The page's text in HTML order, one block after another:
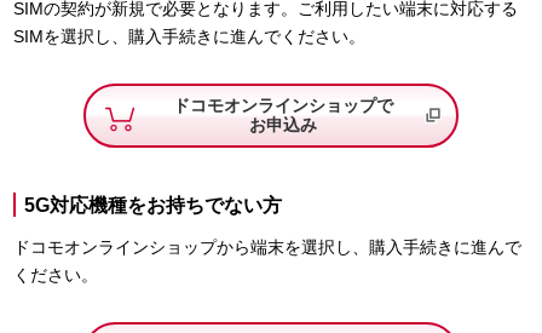
SIMの契約が新規で必要となります。ご利用したい端末に対応する
SIMを選択し、購入手続きに進んでください。
ドコモオンラインショップで
お申込み
5G対応機種をお持ちでない方
ドコモオンラインショップから端末を選択し、購入手続きに進んで
ください。